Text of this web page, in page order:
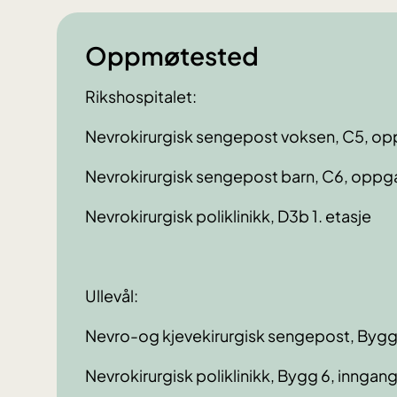
Oppmøtested
Rikshospitalet:
Nevrokirurgisk sengepost voksen, C5,
Nevrokirurgisk sengepost barn, C6,
Nevrokirurgisk poliklinikk, D3b 1. etasje
Ullevål:
Nevro-og kjevekirurgisk sengepost, Bygg
Nevrokirurgisk poliklinikk, Bygg 6, inngang